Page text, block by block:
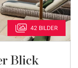
42 BILDER
Blick